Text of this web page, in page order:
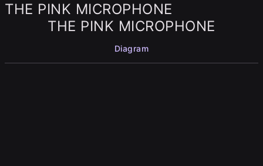
THE PINK MICROPHONE
THE PINK MICROPHONE
Diagram